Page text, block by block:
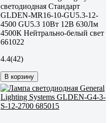
светодиодная Стандарт
GLDEN-MR16-10-GU5.3-12-
4500 GU5.3 10Вт 12В 630Лм
4500К Нейтрально-белый свет
661022
4.4(42)
В корзину